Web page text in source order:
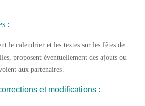
:
le calendrier et les textes sur les fêtes de
proposent éventuellement des ajouts ou
aux partenaires.
et modifications :